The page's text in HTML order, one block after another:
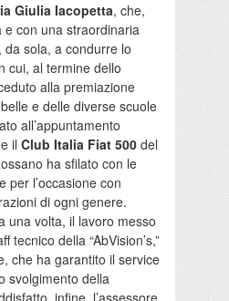
Giulia Iacopetta, che,
con una straordinaria
sola, a condurre lo
cui, al termine dello
alla premiazione
e delle diverse scuole
all’appuntamento
il Club Italia Fiat 500 del
ha sfilato con le
per l’occasione con
di ogni genere.
una volta, il lavoro messo
tecnico della “AbVision’s,”
che ha garantito il service
svolgimento della
infine, l’assessore